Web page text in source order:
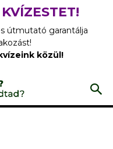
útmutató garantálja
közül!